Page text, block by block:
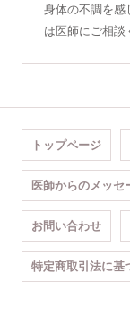
身体の不調を感
は医師にご相談
トップページ
医師からのメッセ
お問い合わせ
特定商取引法に基